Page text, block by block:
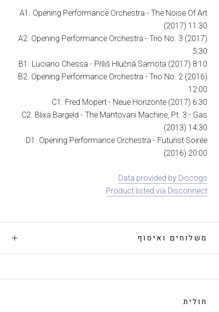
A1. Opening Performance Orchestra - The Noise Of Art
(2017) 11:30
A2. Opening Performance Orchestra - Trio No. 3 (2017)
5:30
B1. Luciano Chessa - Příliš Hlučná Samota (2017) 8:10
B2. Opening Performance Orchestra - Trio No. 2 (2016)
12:00
C1. Fred Möpert - Neue Horizonte (2017) 6:30
C2. Blixa Bargeld - The Mantovani Machine, Pt. 3 - Gas
(2013) 14:30
D1. Opening Performance Orchestra - Futurist Soirée
(2016) 20:00
Data provided by Discogs
Product listed via Disconnect
משלוחים ואיסוף
חולית